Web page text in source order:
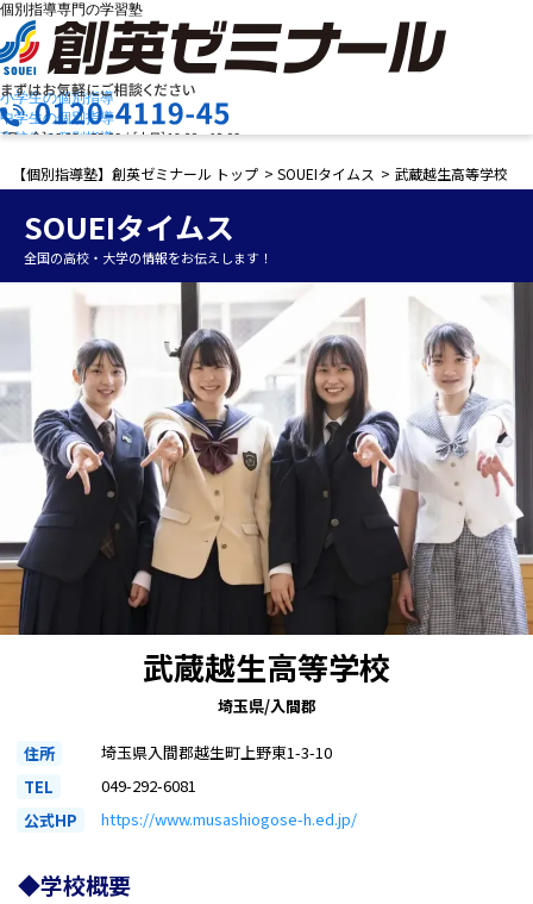
個別指導専門の学習塾
資料請求
小学生の個別指導
中学生の個別指導
高校生の個別指導
授業料を知りたい
まずは
お気軽にご相談ください
お電話でのお問い合わせはこちら
［月～金］10:00～22:00 / ［土日］10:00～19:00
【個別指導塾】創英ゼミナール トップ > SOUEIタイムス > 武蔵越生高等学校
SOUEIタイムス
全国の高校・大学の情報をお伝えします！
武蔵越生高等学校
埼玉県/入間郡
住所
埼玉県入間郡越生町上野東1-3-10
TEL
049-292-6081
公式HP
https://www.musashiogose-h.ed.jp/
◆学校概要